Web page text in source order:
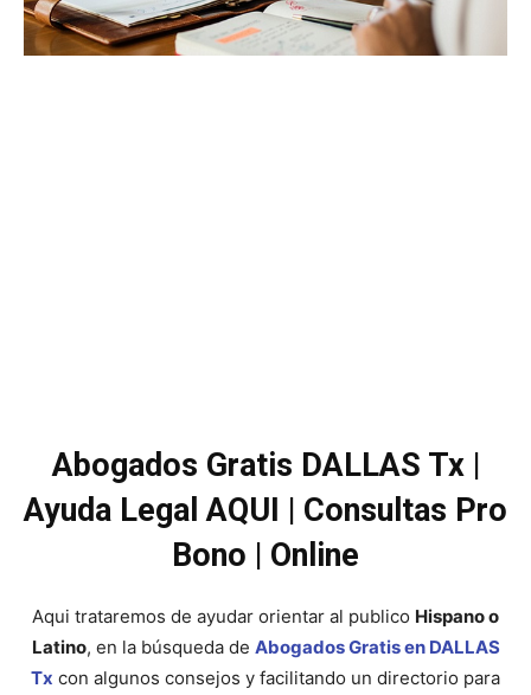
Abogados Gratis DALLAS Tx |
Ayuda Legal AQUI | Consultas Pro
Bono | Online
Aqui trataremos de ayudar orientar al publico Hispano o
Latino, en la búsqueda de Abogados Gratis en DALLAS
Tx con algunos consejos y facilitando un directorio para